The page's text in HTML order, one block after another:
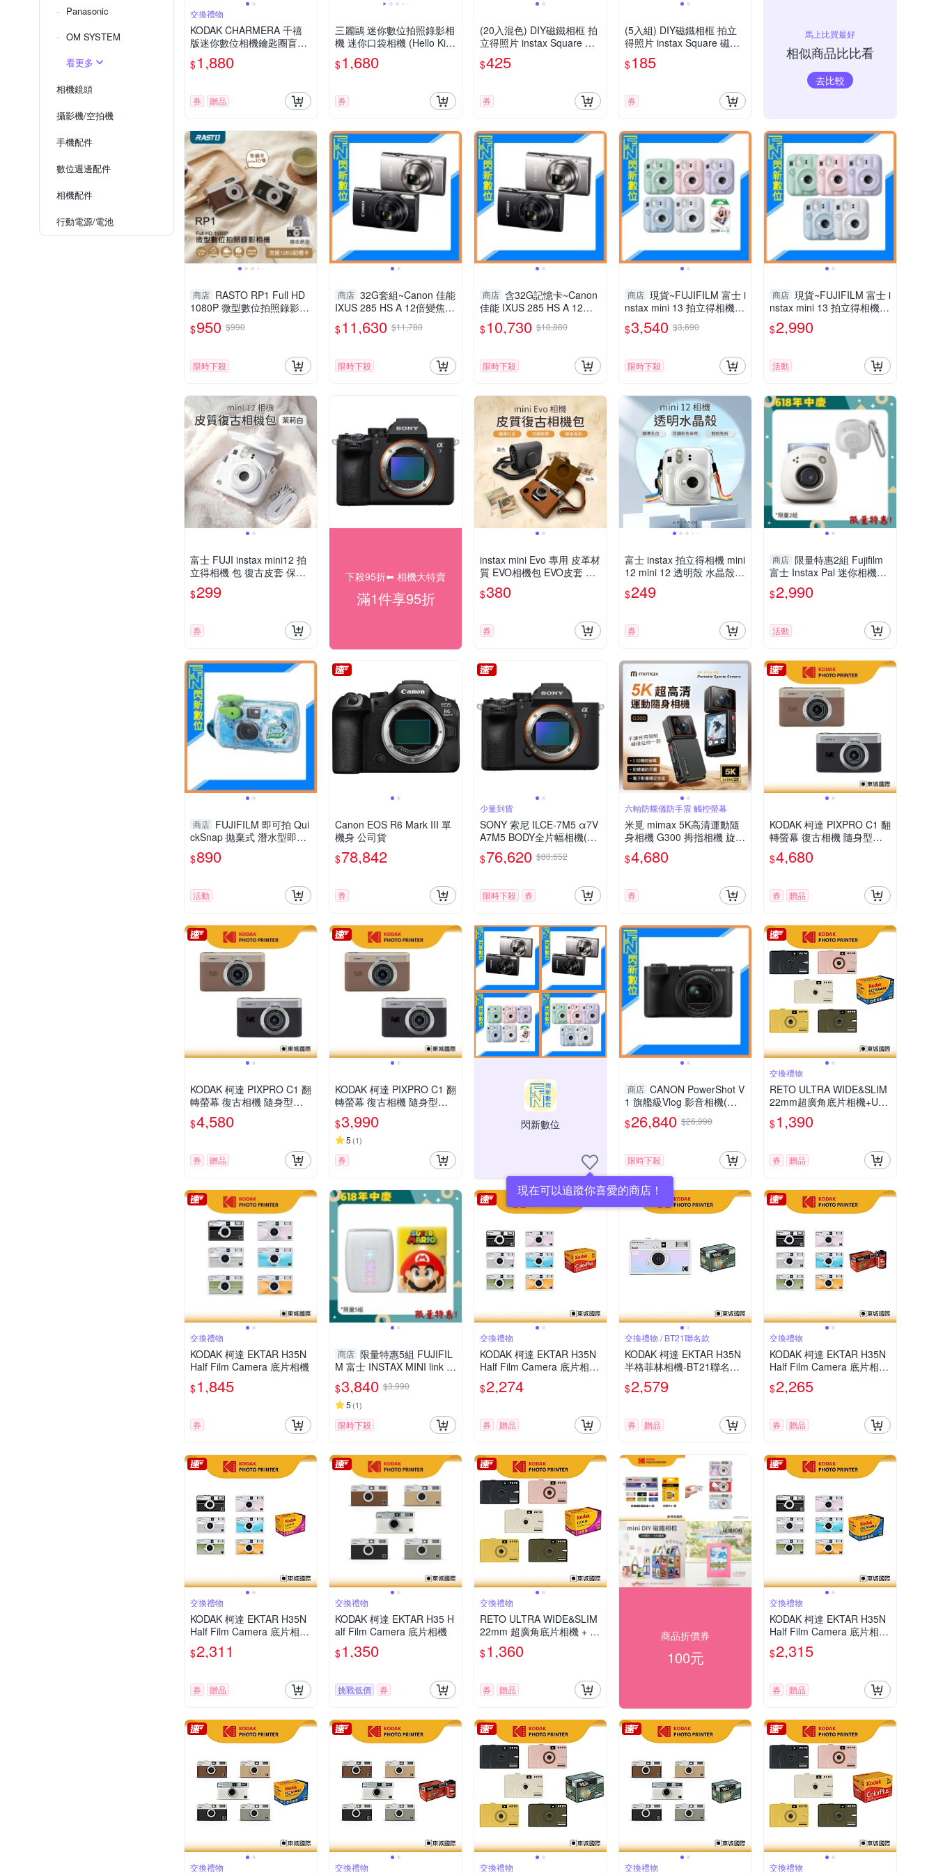
Panasonic
OM SYSTEM
看更多
相機鏡頭
攝影機/空拍機
手機配件
數位週邊配件
相機配件
行動電源/電池
交換禮物
KODAK CHARMERA 千禧
版迷你數位相機鑰匙圈盲盒
+32G記憶卡組
$1,880
券 贈品
三麗鷗 迷你數位拍照錄影相
機 迷你口袋相機 (Hello Kitt
y/大耳狗/酷洛米)
$1,680
券
(20入混色) DIY磁鐵相框 拍
立得照片 instax Square 磁
吸 拼圖 筆筒 造型相框 冰箱
貼 evo
$425
券
(5入組) DIY磁鐵相框 拍立
得照片 instax Square 磁吸
拼圖 筆筒 造型相框 冰箱貼
evo
$185
券
馬上比買最好
相似商品比比看
去比較
商店 RASTO RP1 Full HD
1080P 微型數位拍照錄影相
機-黑/咖
$950 $990
限時下殺
商店 32G套組~Canon 佳能
IXUS 285 HS A 12倍變焦
數位相機(285HS,公司貨)
$11,630 $11,780
限時下殺
商店 含32G記憶卡~Canon
佳能 IXUS 285 HS A 12倍
變焦 數位相機(285HS,公司
貨)
$10,730 $10,880
限時下殺
商店 現貨~FUJIFILM 富士 i
nstax mini 13 拍立得相機 +
空白底片20張(mini13,公司
貨)
$3,540 $3,690
限時下殺
商店 現貨~FUJIFILM 富士 i
nstax mini 13 拍立得相機
(mini13,公司貨)
$2,990
活動
富士 FUJI instax mini12 拍
立得相機 包 復古皮套 保護
套 皮套 含背帶
$299
券
下殺95折⬅︎ 相機大特賣
滿1件享95折
instax mini Evo 專用 皮革材
質 EVO相機包 EVO皮套 富
士 FUJI
$380
券
富士 instax 拍立得相機 mini
12 mini 12 透明殼 水晶殼
附彩色背繩 保護殼 保護套
$249
券
商店 限量特惠2組 Fujifilm
富士 Instax Pal 迷你相機
+保護套 白 (公司貨)
$2,990
活動
商店 FUJIFILM 即可拍 Qui
ckSnap 拋棄式 潛水型即可
拍 防水底片機 傻瓜相機 相
機 27張
$890
活動
Canon EOS R6 Mark III 單
機身 公司貨
$78,842
券
少量到貨
SONY 索尼 ILCE-7M5 α7V
A7M5 BODY全片幅相機(公
司貨)
$76,620 $80,652
限時下殺 券
六軸防螺儀防手震 觸控螢幕
米覓 mimax 5K高清運動隨
身相機 G300 拇指相機 旋轉
攝像頭 高清廣角 陀螺儀 防
抖動 8倍變焦 sport cam
$4,680
券
KODAK 柯達 PIXPRO C1 翻
轉螢幕 復古相機 隨身型數
位相機 + 64G記憶卡組
$4,680
券 贈品
KODAK 柯達 PIXPRO C1 翻
轉螢幕 復古相機 隨身型數
位相機 + 32G記憶卡組
$4,580
券 贈品
KODAK 柯達 PIXPRO C1 翻
轉螢幕 復古相機 隨身型數
位相機
$3,990
5 (1)
券
閃新數位
現在可以追蹤你喜愛的商店！
商店 CANON PowerShot V
1 旗艦級Vlog 影音相機(公
司貨)
$26,840 $26,990
限時下殺
交換禮物
RETO ULTRA WIDE&SLIM
22mm超廣角底片相機+ULT
RAMAX400底片組
$1,390
券 贈品
交換禮物
KODAK 柯達 EKTAR H35N
Half Film Camera 底片相機
$1,845
券
商店 限量特惠5組 FUJIFIL
M 富士 INSTAX MINI link 3
MARIO 瑪利歐 特別版(LINK
3，公司貨)拍立得 手機印相
機
$3,840 $3,990
5 (1)
限時下殺
交換禮物
KODAK 柯達 EKTAR H35N
Half Film Camera 底片相機
COLORPLUS 200底片組
$2,274
券 贈品
交換禮物 / BT21聯名款
KODAK 柯達 EKTAR H35N
半格菲林相機-BT21聯名款
VIBE 400 底片組
$2,579
券 贈品
交換禮物
KODAK 柯達 EKTAR H35N
Half Film Camera 底片相機
+VIBE 800底片組
$2,265
券 贈品
交換禮物
KODAK 柯達 EKTAR H35N
Half Film Camera 底片相機
+GOLD 200底片組
$2,311
券 贈品
交換禮物
KODAK 柯達 EKTAR H35 H
alf Film Camera 底片相機
$1,350
挑戰低價 券
交換禮物
RETO ULTRA WIDE&SLIM
22mm 超廣角底片相機 + G
OLD 200底片組
$1,360
券 贈品
商品折價券
100元
交換禮物
KODAK 柯達 EKTAR H35N
Half Film Camera 底片相機
+ULTRAMAX 400底片組
$2,315
券 贈品
交換禮物 交換禮物 交換禮物 交換禮物 交換禮物